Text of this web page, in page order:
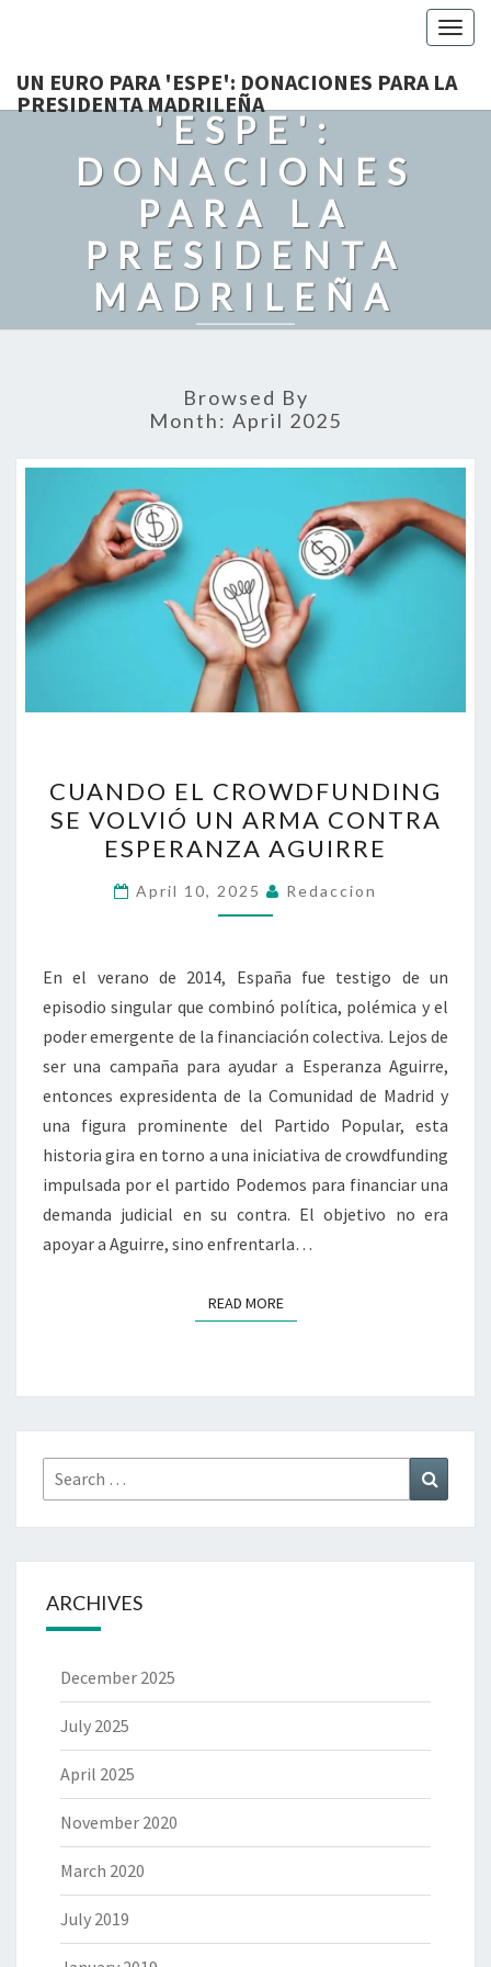
UN EURO PARA 'ESPE': DONACIONES PARA LA
PRESIDENTA MADRILEÑA
UN EURO PARA
'ESPE':
DONACIONES
PARA LA
PRESIDENTA
MADRILEÑA
Browsed By
Month: April 2025
EL
CROWDFUNDING
SE
VOLVIÓ
UN
CONTRA
ESPERANZA
AGUIRRE
CUANDO EL CROWDFUNDING
SE VOLVIÓ UN ARMA CONTRA
ESPERANZA AGUIRRE
April 10, 2025 Redaccion
En el verano de 2014, España fue testigo de un
episodio singular que combinó política, polémica y el
poder emergente de la financiación colectiva. Lejos de
ser una campaña para ayudar a Esperanza Aguirre,
entonces expresidenta de la Comunidad de Madrid y
una figura prominente del Partido Popular, esta
historia gira en torno a una iniciativa de crowdfunding
impulsada por el partido Podemos para financiar una
demanda judicial en su contra. El objetivo no era
apoyar a Aguirre, sino enfrentarla…
READ MOREREAD MORE
Search
for:
ARCHIVES
December 2025
July 2025
April 2025
November 2020
March 2020
July 2019